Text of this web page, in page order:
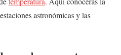
astronómicas y las